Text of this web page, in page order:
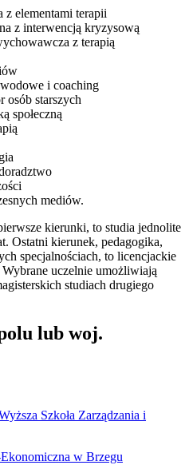
z elementami terapii
z interwencją kryzysową
z terapią
i coaching
osób starszych
społeczną
mediów.
kierunki, to studia jednolite
Ostatni kierunek, pedagogika,
specjalnościach, to licencjackie
uczelnie umożliwiają
studiach drugiego
lub woj.
Szkoła Zarządzania i
w Brzegu